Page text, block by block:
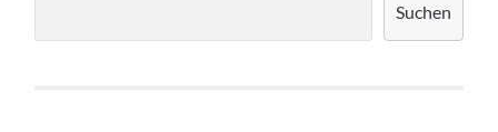
Suchen